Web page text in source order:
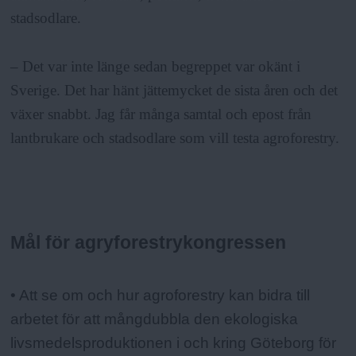
stadsodlare.
– Det var inte länge sedan begreppet var okänt i
Sverige. Det har hänt jättemycket de sista åren och det
växer snabbt. Jag får många samtal och epost från
lantbrukare och stadsodlare som vill testa agroforestry.
Fakta:
Mål för agryforestrykongressen
• Att se om och hur agroforestry kan bidra till
arbetet för att mångdubbla den ekologiska
livsmedelsproduktionen i och kring Göteborg för